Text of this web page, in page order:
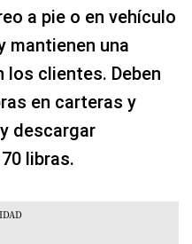
a pie o en vehículo
mantienen una
clientes. Deben
en carteras y
descargar
libras.